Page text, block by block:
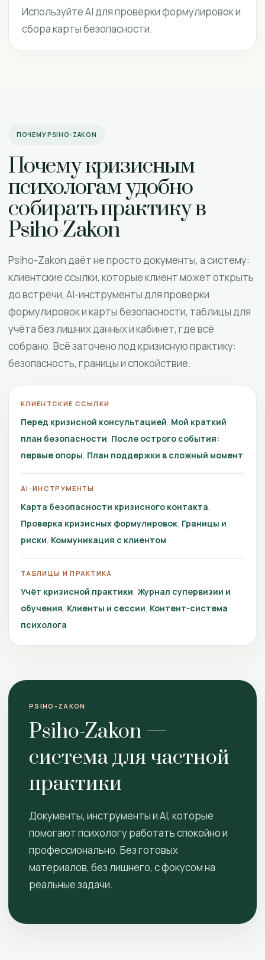
Используйте AI для проверки формулировок и
сбора карты безопасности.
ПОЧЕМУ PSIHO-ZAKON
Почему кризисным
психологам удобно
собирать практику в
Psiho-Zakon
Psiho-Zakon даёт не просто документы, а систему:
клиентские ссылки, которые клиент может открыть
до встречи, AI-инструменты для проверки
формулировок и карты безопасности, таблицы для
учёта без лишних данных и кабинет, где всё
собрано. Всё заточено под кризисную практику:
безопасность, границы и спокойствие.
КЛИЕНТСКИЕ ССЫЛКИ
Перед кризисной консультацией Мой краткий
план безопасности После острого события:
первые опоры План поддержки в сложный момент
AI-ИНСТРУМЕНТЫ
Карта безопасности кризисного контакта
Проверка кризисных формулировок Границы и
риски Коммуникация с клиентом
ТАБЛИЦЫ И ПРАКТИКА
Учёт кризисной практики Журнал супервизии и
обучения Клиенты и сессии Контент-система
психолога
PSIHO-ZAKON
Psiho-Zakon —
система для частной
практики
Документы, инструменты и AI, которые
помогают психологу работать спокойно и
профессионально. Без готовых
материалов, без лишнего, с фокусом на
реальные задачи.